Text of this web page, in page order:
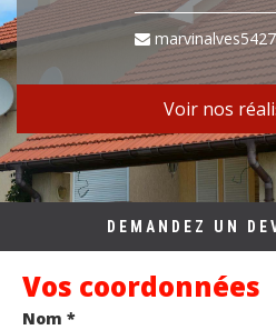
Voir nos
DEMANDEZ UN
Vos coordonnées
Nom *